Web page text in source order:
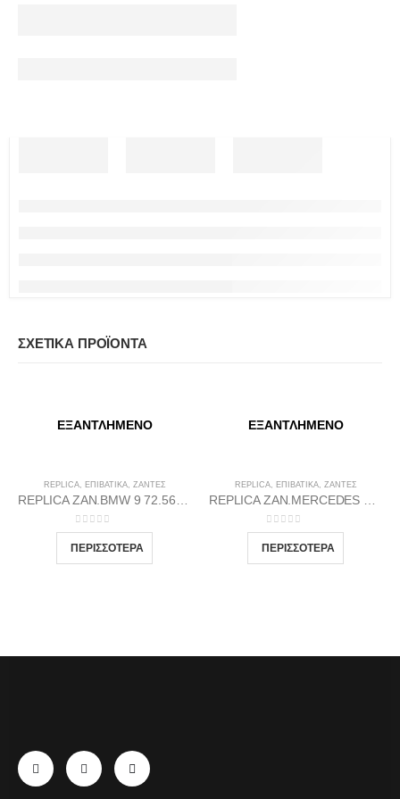
ΣΧΕΤΙΚΆ ΠΡΟΪΌΝΤΑ
ΕΞΑΝΤΛΗΜΈΝΟ
REPLICA, ΕΠΙΒΑΤΙΚΑ, ΖΆΝΤΕΣ
0out of 5
ΕΞΑΝΤΛΗΜΈΝΟ
REPLICA, ΕΠΙΒΑΤΙΚΑ, ΖΆΝΤΕΣ
0out of 5